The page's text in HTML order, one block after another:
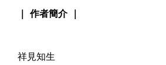
｜ 作者簡介 ｜
祥見知生